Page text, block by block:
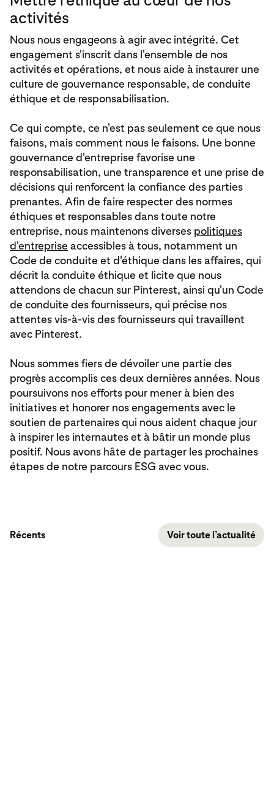
activités
Nous nous engageons à agir avec intégrité. Cet
engagement s'inscrit dans l'ensemble de nos
activités et opérations, et nous aide à instaurer une
culture de gouvernance responsable, de conduite
éthique et de responsabilisation.
Ce qui compte, ce n'est pas seulement ce que nous
faisons, mais comment nous le faisons. Une bonne
gouvernance d'entreprise favorise une
responsabilisation, une transparence et une prise de
décisions qui renforcent la confiance des parties
prenantes. Afin de faire respecter des normes
éthiques et responsables dans toute notre
entreprise, nous maintenons diverses politiques
d'entreprise accessibles à tous, notamment un
Code de conduite et d'éthique dans les affaires, qui
décrit la conduite éthique et licite que nous
attendons de chacun sur Pinterest, ainsi qu'un Code
de conduite des fournisseurs, qui précise nos
attentes vis-à-vis des fournisseurs qui travaillent
avec Pinterest.
Nous sommes fiers de dévoiler une partie des
progrès accomplis ces deux dernières années. Nous
poursuivons nos efforts pour mener à bien des
initiatives et honorer nos engagements avec le
soutien de partenaires qui nous aident chaque jour
à inspirer les internautes et à bâtir un monde plus
positif. Nous avons hâte de partager les prochaines
étapes de notre parcours ESG avec vous.
Récents Voir toute l’actualité